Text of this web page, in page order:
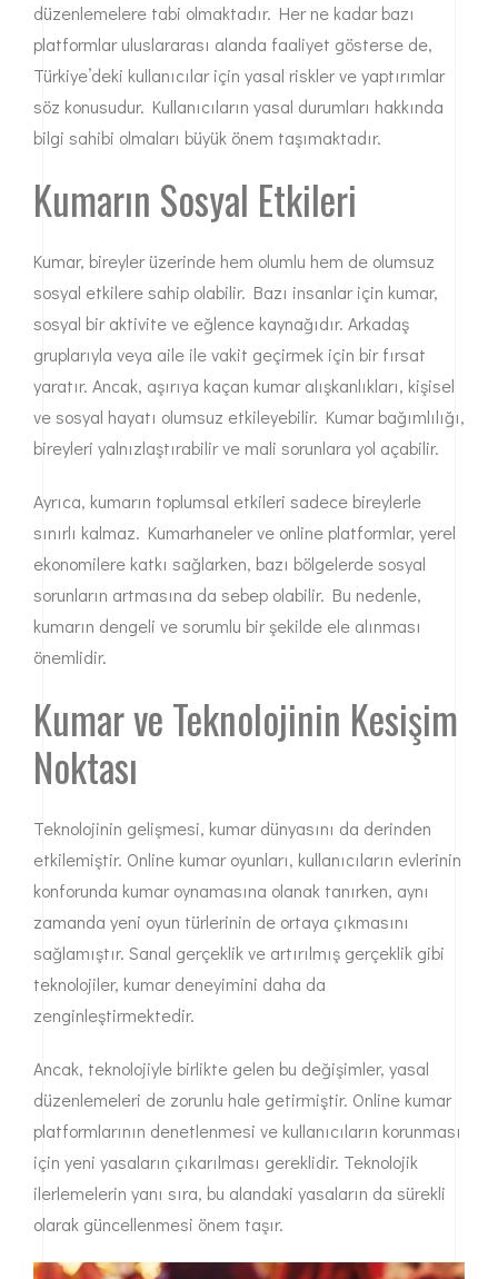
düzenlemelere tabi olmaktadır. Her ne kadar bazı
platformlar uluslararası alanda faaliyet gösterse de,
Türkiye’deki kullanıcılar için yasal riskler ve yaptırımlar
söz konusudur. Kullanıcıların yasal durumları hakkında
bilgi sahibi olmaları büyük önem taşımaktadır.
Kumarın Sosyal Etkileri
Kumar, bireyler üzerinde hem olumlu hem de olumsuz
sosyal etkilere sahip olabilir. Bazı insanlar için kumar,
sosyal bir aktivite ve eğlence kaynağıdır. Arkadaş
gruplarıyla veya aile ile vakit geçirmek için bir fırsat
yaratır. Ancak, aşırıya kaçan kumar alışkanlıkları, kişisel
ve sosyal hayatı olumsuz etkileyebilir. Kumar bağımlılığı,
bireyleri yalnızlaştırabilir ve mali sorunlara yol açabilir.
Ayrıca, kumarın toplumsal etkileri sadece bireylerle
sınırlı kalmaz. Kumarhaneler ve online platformlar, yerel
ekonomilere katkı sağlarken, bazı bölgelerde sosyal
sorunların artmasına da sebep olabilir. Bu nedenle,
kumarın dengeli ve sorumlu bir şekilde ele alınması
önemlidir.
Kumar ve Teknolojinin Kesişim
Noktası
Teknolojinin gelişmesi, kumar dünyasını da derinden
etkilemiştir. Online kumar oyunları, kullanıcıların evlerinin
konforunda kumar oynamasına olanak tanırken, aynı
zamanda yeni oyun türlerinin de ortaya çıkmasını
sağlamıştır. Sanal gerçeklik ve artırılmış gerçeklik gibi
teknolojiler, kumar deneyimini daha da
zenginleştirmektedir.
Ancak, teknolojiyle birlikte gelen bu değişimler, yasal
düzenlemeleri de zorunlu hale getirmiştir. Online kumar
platformlarının denetlenmesi ve kullanıcıların korunması
için yeni yasaların çıkarılması gereklidir. Teknolojik
ilerlemelerin yanı sıra, bu alandaki yasaların da sürekli
olarak güncellenmesi önem taşır.